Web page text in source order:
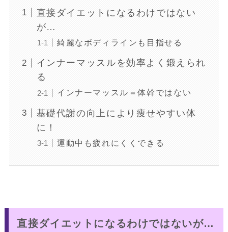
直接ダイエットになるわけではない
が…
綺麗なボディラインも目指せる
インナーマッスルを効率よく鍛えられ
る
インナーマッスル＝体幹ではない
基礎代謝の向上により痩せやすい体
に！
運動中も疲れにくくできる
直接ダイエットになるわけではないが…